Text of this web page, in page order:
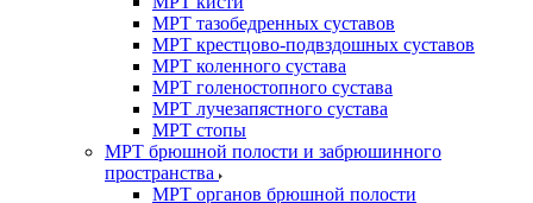
МРТ тазобедренных суставов
МРТ крестцово-подвздошных суставов
МРТ коленного сустава
МРТ голеностопного сустава
МРТ лучезапястного сустава
МРТ стопы
МРТ брюшной полости и забрюшинного
пространства
МРТ органов брюшной полости